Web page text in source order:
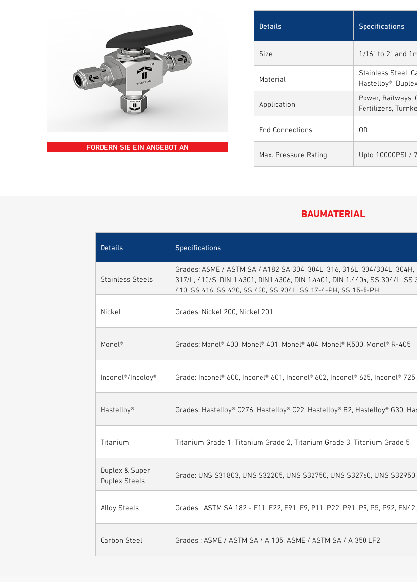
FORDERN SIE EIN ANGEBOT AN
Details Specifications
Size 1/16" to 2" and
Material
Stainless Steel,
Hastelloy®,
Alloys
Application
Power, Railways,
Fertilizers,
Sytems, Paper
End Connections
OD
Max. Pressure Rating Upto 10000PSI /
BAUMATERIAL
Details Specifications
Stainless Steels
Grades: ASME / ASTM SA / A182 SA 304, 304L, 316, 316L, 304/304L,
317/L, 410/S, DIN 1.4301, DIN1.4306, DIN 1.4401, DIN 1.4404, SS 304/L,
410, SS 416, SS 420, SS 430, SS 904L, SS 17-4-PH, SS 15-5-PH
Nickel
Grades: Nickel 200, Nickel 201
Monel® Grades: Monel® 400, Monel® 401, Monel® 404, Monel® K500, Monel® R-405
Inconel®/Incoloy® Grade: Inconel® 600, Inconel® 601, Inconel® 602, Inconel® 625, Inconel®
Hastelloy® Grades: Hastelloy® C276, Hastelloy® C22, Hastelloy® B2, Hastelloy® G30,
Titanium Titanium Grade 1, Titanium Grade 2, Titanium Grade 3, Titanium Grade 5
Duplex & Super
Duplex Steels
Grade: UNS S31803, UNS S32205, UNS S32750, UNS S32760, UNS
Alloy Steels Grades : ASTM SA 182 - F11, F22, F91, F9, P11, P22, P91, P9, P5, P92,
Carbon Steel Grades : ASME / ASTM SA / A 105, ASME / ASTM SA / A 350 LF2